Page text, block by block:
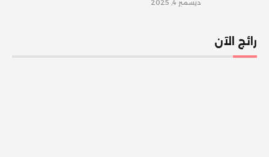
ديسمبر 4, 2025
رائج الآن